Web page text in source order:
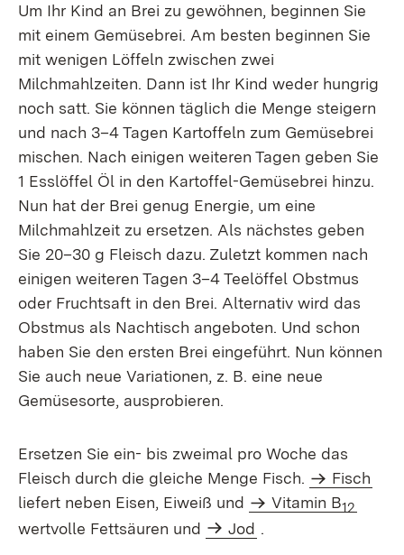
Um Ihr Kind an Brei zu gewöhnen, beginnen Sie
mit einem Gemüsebrei. Am besten beginnen Sie
mit wenigen Löffeln zwischen zwei
Milchmahlzeiten. Dann ist Ihr Kind weder hungrig
noch satt. Sie können täglich die Menge steigern
und nach 3–4 Tagen Kartoffeln zum Gemüsebrei
mischen. Nach einigen weiteren Tagen geben Sie
1 Esslöffel Öl in den Kartoffel-Gemüsebrei hinzu.
Nun hat der Brei genug Energie, um eine
Milchmahlzeit zu ersetzen. Als nächstes geben
Sie 20–30 g Fleisch dazu. Zuletzt kommen nach
einigen weiteren Tagen 3–4 Teelöffel Obstmus
oder Fruchtsaft in den Brei. Alternativ wird das
Obstmus als Nachtisch angeboten. Und schon
haben Sie den ersten Brei eingeführt. Nun können
Sie auch neue Variationen, z. B. eine neue
Gemüsesorte, ausprobieren.
Ersetzen Sie ein- bis zweimal pro Woche das
Fleisch durch die gleiche Menge Fisch.
Fisch
liefert neben Eisen, Eiweiß und
Vitamin B12
wertvolle Fettsäuren und Jod .